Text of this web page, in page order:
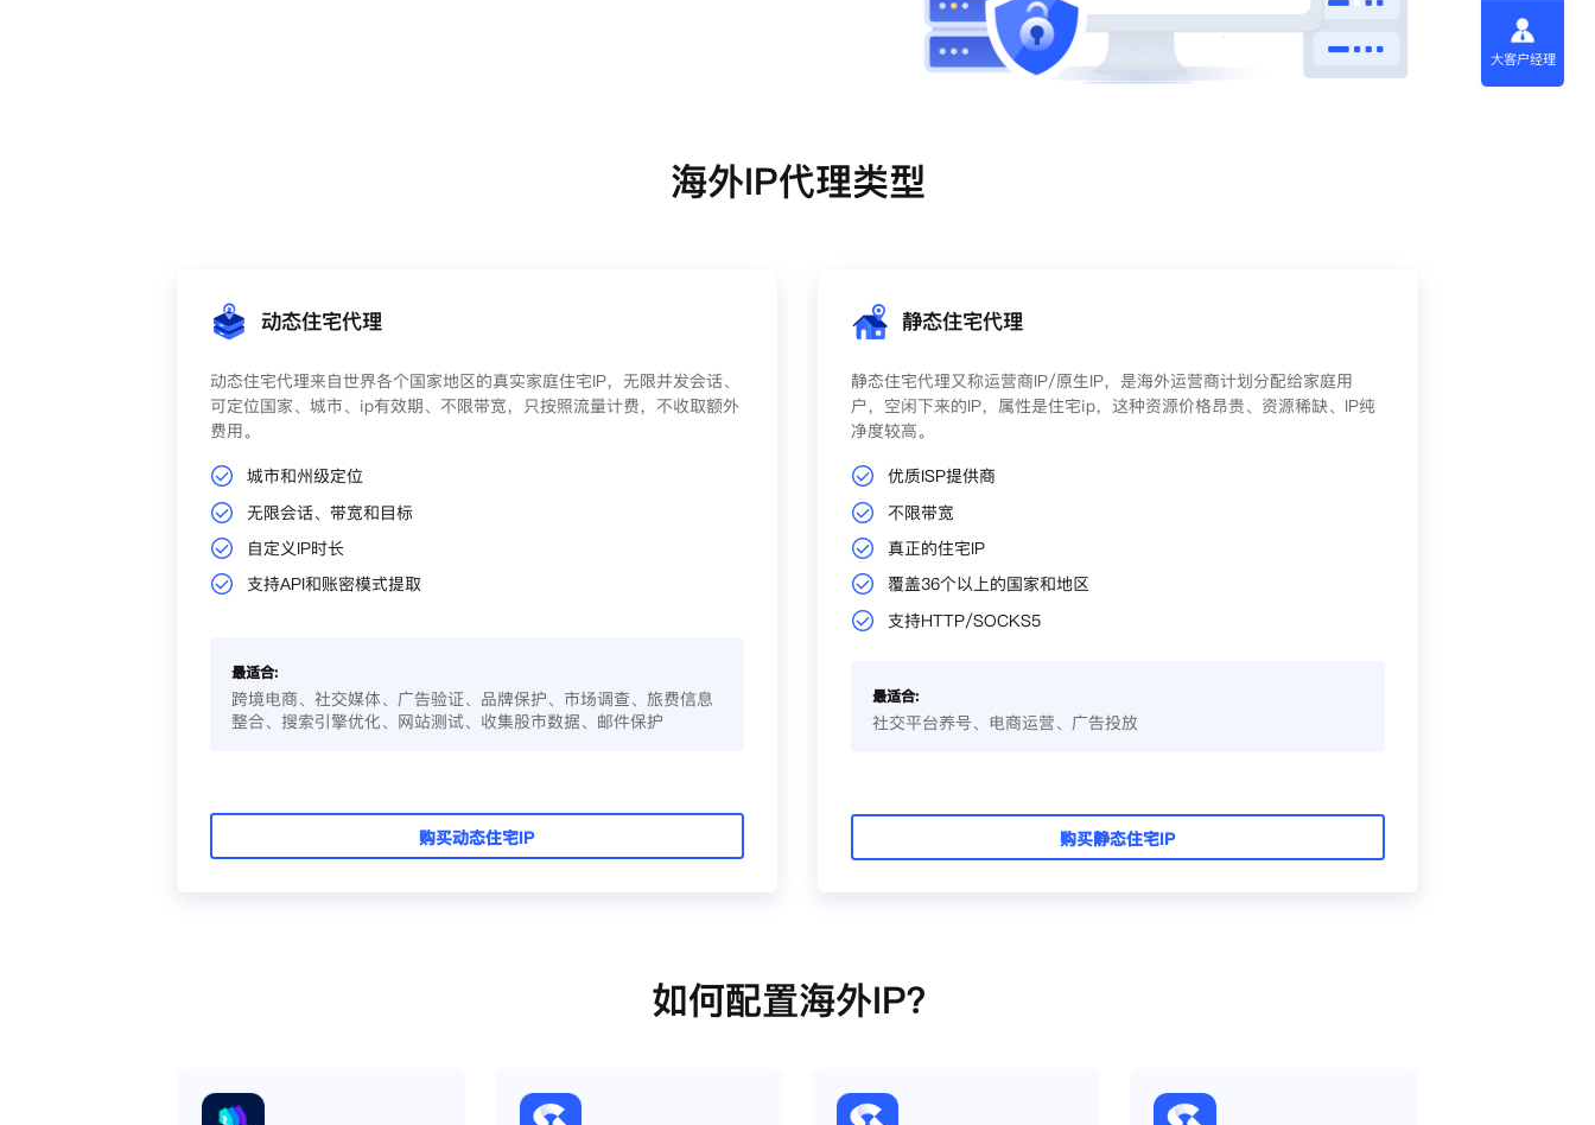
海外IP代理类型
动态住宅代理
动态住宅代理来自世界各个国家地区的真实家庭住宅IP，无限并发会话、
可定位国家、城市、ip有效期、不限带宽，只按照流量计费，不收取额外
费用。
城市和州级定位
无限会话、带宽和目标
自定义IP时长
支持API和账密模式提取
最适合:
跨境电商、社交媒体、广告验证、品牌保护、市场调查、旅费信息
整合、搜索引擎优化、网站测试、收集股市数据、邮件保护
购买动态住宅IP
静态住宅代理
静态住宅代理又称运营商IP/原生IP，是海外运营商计划分配给家庭用
户，空闲下来的IP，属性是住宅ip，这种资源价格昂贵、资源稀缺、IP纯
净度较高。
优质ISP提供商
不限带宽
真正的住宅IP
覆盖36个以上的国家和地区
支持HTTP/SOCKS5
最适合:
社交平台养号、电商运营、广告投放
购买静态住宅IP
如何配置海外IP？
大客户经理